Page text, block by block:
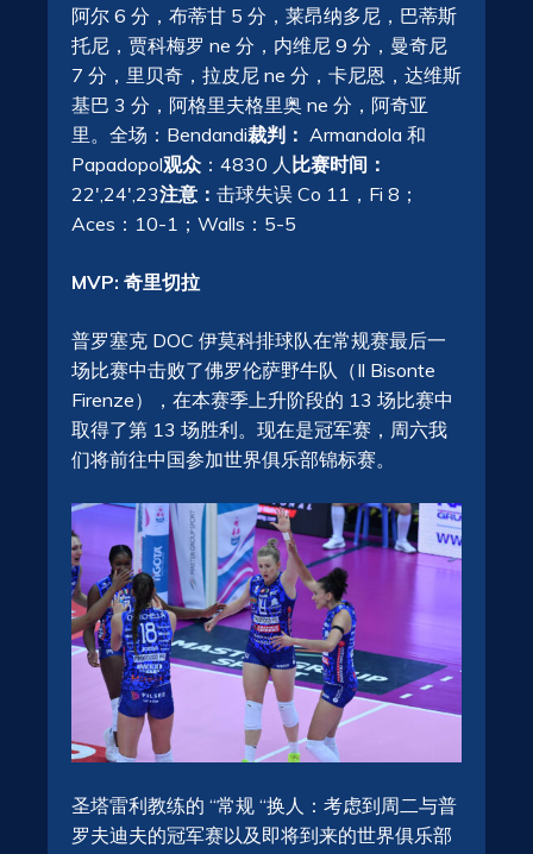
阿尔 6 分，布蒂甘 5 分，莱昂纳多尼，巴蒂斯
托尼，贾科梅罗 ne 分，内维尼 9 分，曼奇尼
7 分，里贝奇，拉皮尼 ne 分，卡尼恩，达维斯
基巴 3 分，阿格里夫格里奥 ne 分，阿奇亚
里。全场：Bendandi裁判： Armandola 和
Papadopol观众 ：4830 人 比赛时间：
22′,24′,23注意： 击球失误 Co 11，Fi 8；
Aces：10-1；Walls：5-5
MVP: 奇里切拉
普罗塞克 DOC 伊莫科排球队在常规赛最后一
场比赛中击败了佛罗伦萨野牛队（Il Bisonte
Firenze），在本赛季上升阶段的 13 场比赛中
取得了第 13 场胜利。现在是冠军赛，周六我
们将前往中国参加世界俱乐部锦标赛。
圣塔雷利教练的 “常规 “换人：考虑到周二与普
罗夫迪夫的冠军赛以及即将到来的世界俱乐部